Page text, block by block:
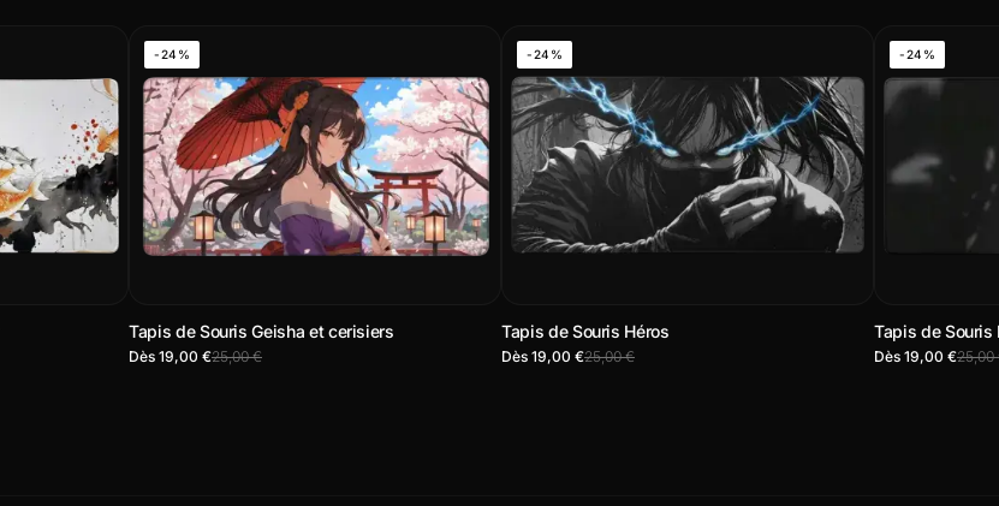
-24%
Tapis de Souris Geisha et cerisiers
Dès 19,00 €25,00 €
-24%
Tapis de Souris Héros
Dès 19,00 €25,00 €
-24%
Tapis de Souris
Dès 19,00 €25,00